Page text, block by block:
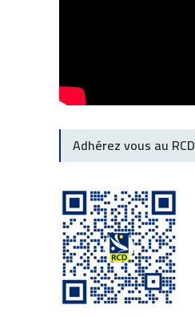
Adhérez vous au RCD